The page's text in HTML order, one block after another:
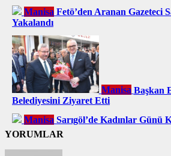
Manisa Fetö’den Aranan Gazeteci
Yakalandı
Manisa Başkan
Belediyesini Ziyaret Etti
Manisa Sarıgöl’de Kadınlar Günü
YORUMLAR